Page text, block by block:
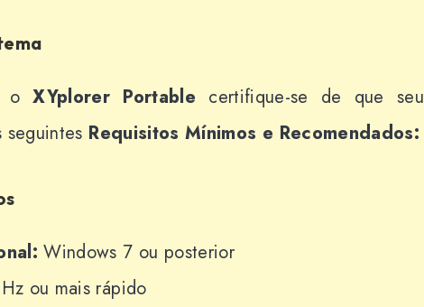
oXYplorer Portable certifique-se de que seu
seguintes Requisitos Mínimos e Recomendados:
Windows 7 ou posterior
ou mais rápido